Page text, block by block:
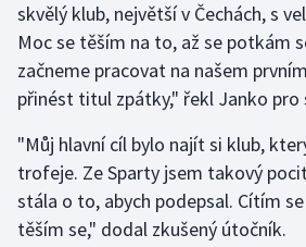
Golf
Gymnastika
Jezdectví
Judo
skvělý klub, největší v Čechách, s
Moc se těším na to, až se potkám
začneme pracovat na našem
přinést titul zpátky," řekl Janko pro
"Můj hlavní cíl bylo najít si klub,
trofeje. Ze Sparty jsem takový
stála o to, abych podepsal. Cítím
těším se," dodal zkušený útočník.